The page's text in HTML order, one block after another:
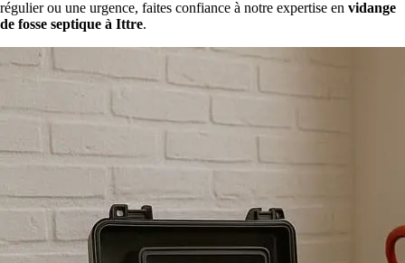
régulier ou une urgence, faites confiance à notre expertise en vidange
de fosse septique à Ittre.